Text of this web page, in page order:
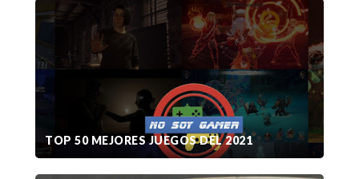
TOP 50 MEJORES JUEGOS DEL 2021